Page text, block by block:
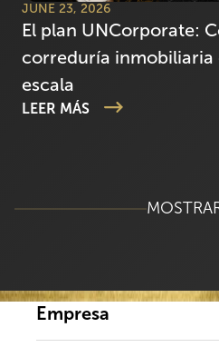
JUNE 23, 2026
El plan UNCorporate:
correduría inmobiliaria
escala
LEER MÁS
Empresa